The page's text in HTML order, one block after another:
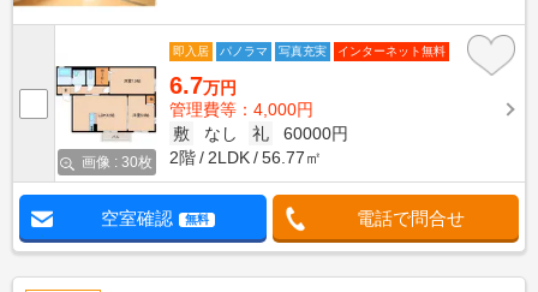
画像 : 30枚
即入居 パノラマ 写真充実 インターネット無料
6.7万円
管理費等：4,000円
敷
なし 礼
60000円
2階
2LDK 56.77㎡
空室確認 無料 電話で問合せ